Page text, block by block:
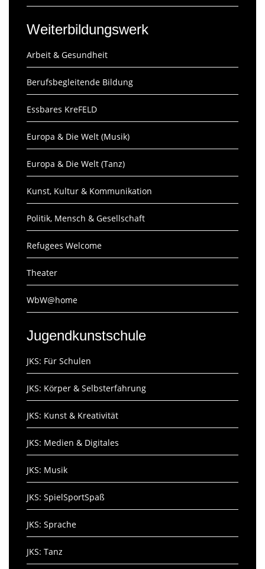
Weiterbildungswerk
Arbeit & Gesundheit
Berufsbegleitende Bildung
Essbares KreFELD
Europa & Die Welt (Musik)
Europa & Die Welt (Tanz)
Kunst, Kultur & Kommunikation
Politik, Mensch & Gesellschaft
Refugees Welcome
Theater
WbW@home
Jugendkunstschule
JKS: Für Schulen
JKS: Körper & Selbsterfahrung
JKS: Kunst & Kreativität
JKS: Medien & Digitales
JKS: Musik
JKS: SpielSportSpaß
JKS: Sprache
JKS: Tanz